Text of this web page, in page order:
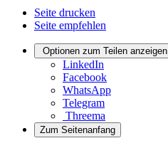
Seite drucken
Seite empfehlen
Optionen zum Teilen anzeigen
LinkedIn
Facebook
WhatsApp
Telegram
Threema
Zum Seitenanfang